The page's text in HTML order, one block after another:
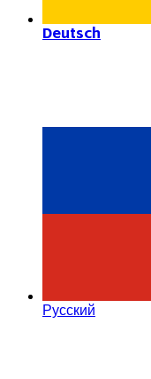
Deutsch
Русский